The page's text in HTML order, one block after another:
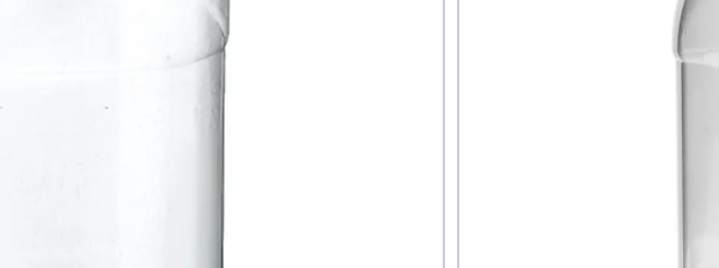
Рекомендуете ли вы этот товар